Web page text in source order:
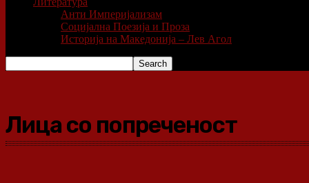
Анти Империјализам
Социјална Поезија и Проза
Историја на Македонија – Лев Агол
Лица со попреченост